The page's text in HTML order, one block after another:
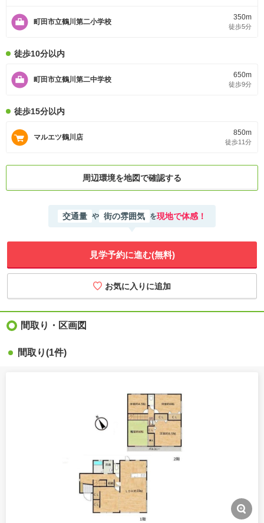
町田市立鶴川第二小学校
350m
徒歩5分
徒歩10分以内
町田市立鶴川第二中学校
650m
徒歩9分
徒歩15分以内
マルエツ鶴川店
850m
徒歩11分
周辺環境を地図で確認する
交通量 や 街の雰囲気 を現地で体感！
見学予約に進む(無料)
間取り・区画図
間取り(1件)